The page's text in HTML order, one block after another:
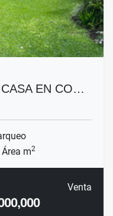
EN CO…
Área m2
Venta